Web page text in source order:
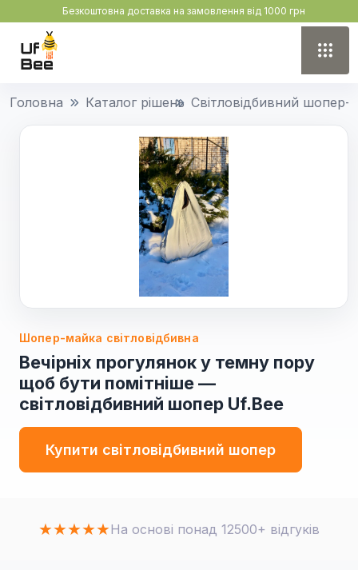
Безкоштовна доставка на замовлення від 1000 грн
Головна Каталог рішень Світловідбивний
Шопер-майка світловідбивна
Вечірніх прогулянок у темну пору
щоб бути помітніше —
світловідбивний шопер Uf.Bee
Купити світловідбивний шопер
★★★★★На основі понад 12500+ відгуків